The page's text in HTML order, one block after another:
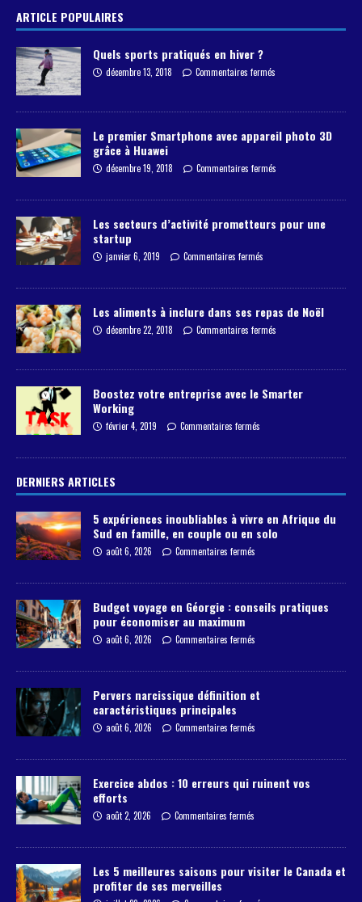
ARTICLE POPULAIRES
Quels sports pratiqués en hiver ?
décembre 13, 2018 Commentaires fermés
Le premier Smartphone avec appareil photo 3D
grâce à Huawei
décembre 19, 2018 Commentaires fermés
Les secteurs d’activité prometteurs pour une
startup
janvier 6, 2019 Commentaires fermés
Les aliments à inclure dans ses repas de Noël
décembre 22, 2018 Commentaires fermés
Boostez votre entreprise avec le Smarter
Working
février 4, 2019 Commentaires fermés
DERNIERS ARTICLES
5 expériences inoubliables à vivre en Afrique du
Sud en famille, en couple ou en solo
août 6, 2026 Commentaires fermés
Budget voyage en Géorgie : conseils pratiques
pour économiser au maximum
août 6, 2026 Commentaires fermés
Pervers narcissique définition et
caractéristiques principales
août 6, 2026 Commentaires fermés
Exercice abdos : 10 erreurs qui ruinent vos
efforts
août 2, 2026 Commentaires fermés
Les 5 meilleures saisons pour visiter le Canada et
profiter de ses merveilles